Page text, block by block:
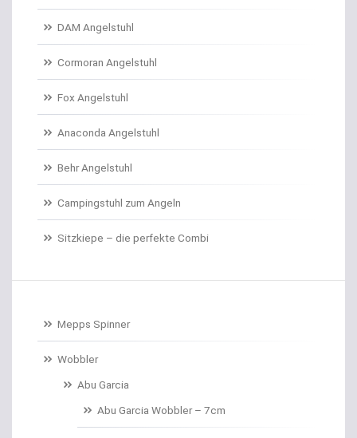
Angelschnur Zander/Barsch
Angelstühle
Angelstuhl Behr
Anti Tangle Booms
Assist Hooks
Auftriebskugeln
Auftriebssysteme für Köder
Baitcastrollen
Baitformer für Forellenteig
Banksticks/Erdspeere
Barrows & Trolleys
DAM Angelstuhl
Cormoran Angelstuhl
Fox Angelstuhl
Anaconda Angelstuhl
Behr Angelstuhl
Campingstuhl zum Angeln
Sitzkiepe – die perfekte Combi
Mepps Spinner
Wobbler
Abu Garcia
Abu Garcia Wobbler – 7cm